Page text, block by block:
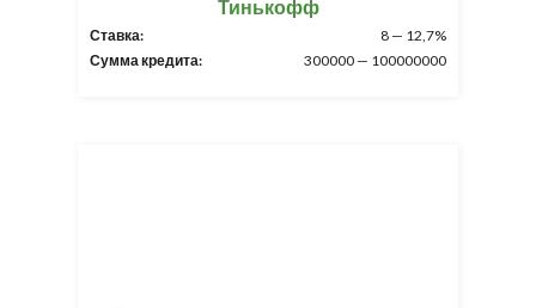
Тинькофф
Ставка:
8 — 12,7%
Сумма кредита:
300000 — 100000000